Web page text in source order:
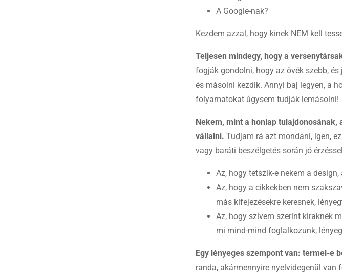
A Google-nak?
Kezdem azzal, hogy kinek NEM kell
Teljesen mindegy, hogy a
fogják gondolni, hogy az övék szebb,
és másolni kezdik. Annyi baj legyen, a
folyamatokat úgysem tudják lemásolni!
Nekem, mint a honlap
vállalni. Tudjam rá azt mondani, igen,
vagy baráti beszélgetés során jó
Az, hogy tetszik-e nekem a
Az, hogy a cikkekben nem
más kifejezésekre keresnek,
Az, hogy szívem szerint kiraknék
mi mind-mind foglalkozunk,
Egy lényeges szempont van: termel-e
randa, akármennyire nyelvidegenül van